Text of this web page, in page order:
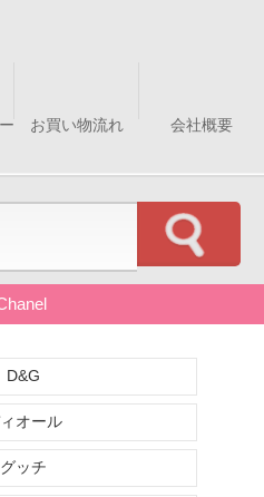
お買い物流れ 会社概要
D&G
オール
グッチ